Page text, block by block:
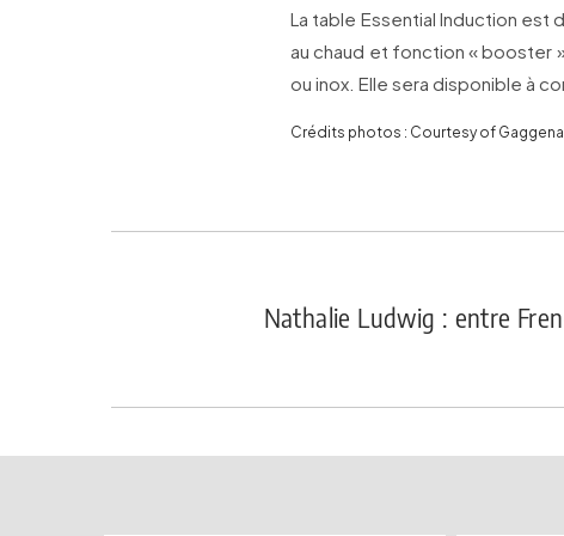
La table Essential Induction est
au chaud et fonction « booster
ou inox. Elle sera disponible à
Crédits photos : Courtesy of
Nathalie Ludwig : entre